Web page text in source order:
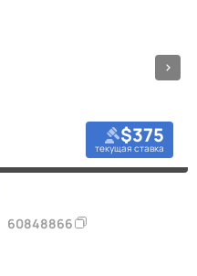
$375
текущая ставка
60848866